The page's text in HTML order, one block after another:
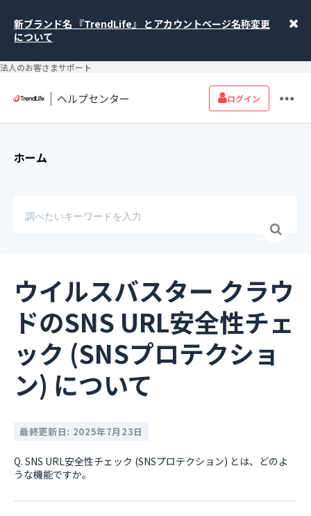
新ブランド名 『TrendLife』 とアカウントページ名称変更
について
法人のお客さまサポート
ヘルプセンター ログイン
ホーム
ウイルスバスター クラウ
ドのSNS URL安全性チェ
ック (SNSプロテクショ
ン) について
最終更新日: 2025年7月23日
Q. SNS URL安全性チェック (SNSプロテクション) とは、どのよ
うな機能ですか。